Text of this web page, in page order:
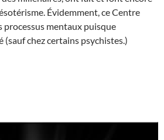
Évidemment, ce Centre
processus mentaux puisque
chez certains psychistes.)